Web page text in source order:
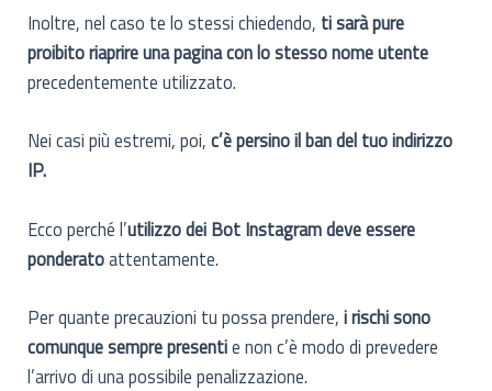
Inoltre, nel caso te lo stessi chiedendo, ti sarà pure
proibito riaprire una pagina con lo stesso nome utente
precedentemente utilizzato.
Nei casi più estremi, poi,c’è persino il ban del tuo indirizzo
IP.
Ecco perché l’utilizzo dei Bot Instagram deve essere
ponderatoattentamente.
Per quante precauzioni tu possa prendere, i rischi sono
comunque sempre presentie non c’è modo di prevedere
l’arrivo di una possibile penalizzazione.